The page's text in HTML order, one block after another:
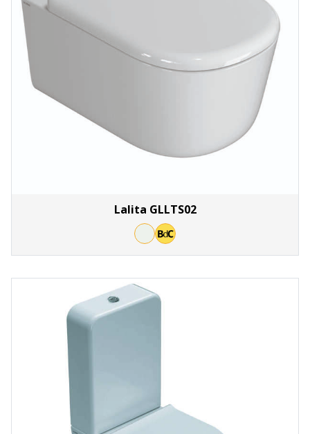
Lalita GLLTS02